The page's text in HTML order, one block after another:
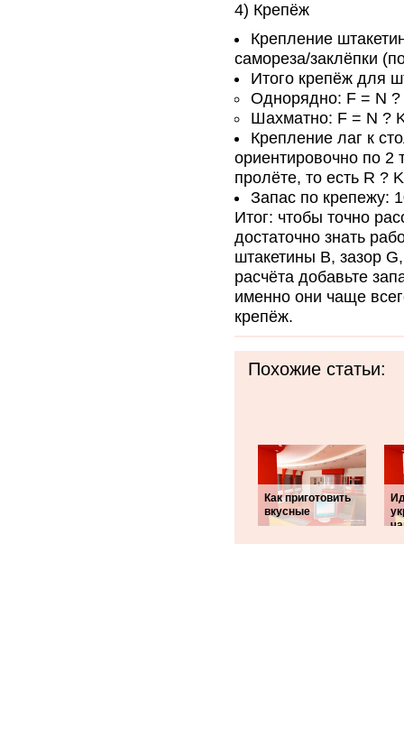
4) Крепёж
Крепление
самореза/заклёпки
Итого крепёж для
Однорядно: F = N ?
Шахматно: F = N ?
Крепление лаг к
ориентировочно по 2
пролёте, то есть R ?
Запас по крепежу:
Итог: чтобы точно
достаточно знать
штакетины B, зазор
расчёта добавьте
именно они чаще
крепёж.
Похожие статьи:
Как приготовить
вкусные